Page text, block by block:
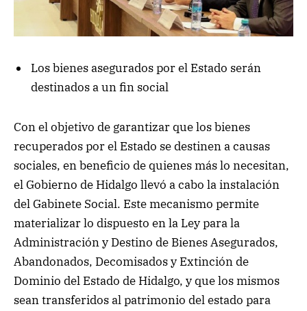
Los bienes asegurados por el Estado serán
destinados a un fin social
Con el objetivo de garantizar que los bienes
recuperados por el Estado se destinen a causas
sociales, en beneficio de quienes más lo necesitan,
el Gobierno de Hidalgo llevó a cabo la instalación
del Gabinete Social. Este mecanismo permite
materializar lo dispuesto en la Ley para la
Administración y Destino de Bienes Asegurados,
Abandonados, Decomisados y Extinción de
Dominio del Estado de Hidalgo, y que los mismos
sean transferidos al patrimonio del estado para